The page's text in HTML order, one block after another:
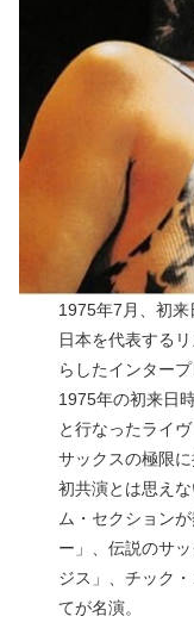
1975年7月、初来
日本を代表する
らしたインタープ
1975年の初来日
と行なったライ
サックスの極限
初共演とは思え
ム・セクション
ー」、伝説のサ
ジス」、チック
てが名演。